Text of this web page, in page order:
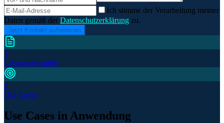
Ich stimme der Verarbeitung meiner
Daten gemäß der Datenschutzerklärung zu.
Jetzt Kontakt aufnehmen
1
Lösungsbeispiele
2
Use Cases
Use Cases in Anwendung